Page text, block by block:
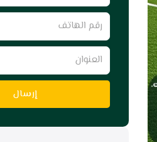
رقم
الهاتف
العنوان
إرسال